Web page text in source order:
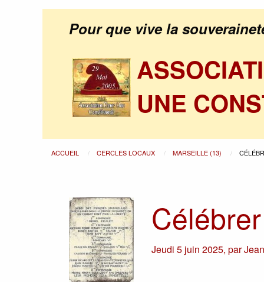
Pour que vive la
UNE
ACCUEIL CERCLES LOCAUX MARSEILLE (13)
Jeudi 5 juin 2025,par